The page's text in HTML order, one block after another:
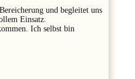
und begleitet uns
Einsatz.
Ich selbst bin